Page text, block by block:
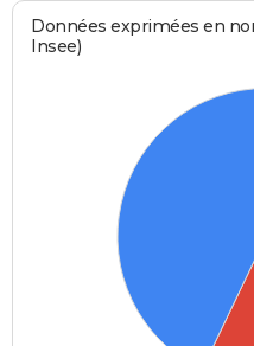
Données exprimées en
Insee)